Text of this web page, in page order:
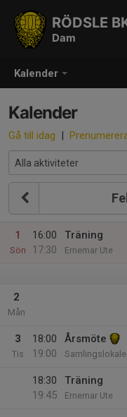
Kalender
RÖDSLE
Dam
Kalender
Gå till idag |
1
Sön
16:00
17:30
Träning
Ernemar Ute
2
Mån
3
Tis
18:00
19:00
Årsmöte
18:30
19:45
Träning
Ernemar Ute